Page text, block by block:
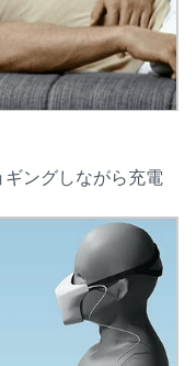
ングしながら充電